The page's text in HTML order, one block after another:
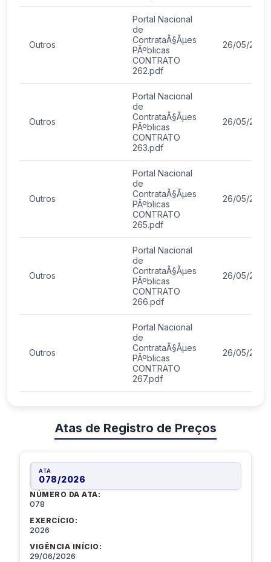
Outros
Portal Nacional
de
ContrataÃ§Ãµes
PÃºblicas
CONTRATO
262.pdf
26/05/2026
Outros
Portal Nacional
de
ContrataÃ§Ãµes
PÃºblicas
CONTRATO
263.pdf
26/05/2026
Outros
Portal Nacional
de
ContrataÃ§Ãµes
PÃºblicas
CONTRATO
265.pdf
26/05/2026
Outros
Portal Nacional
de
ContrataÃ§Ãµes
PÃºblicas
CONTRATO
266.pdf
26/05/2026
Outros
Portal Nacional
de
ContrataÃ§Ãµes
PÃºblicas
CONTRATO
267.pdf
26/05/2026
Atas de Registro de Preços
ATA
078/2026
NÚMERO DA ATA:
078
EXERCÍCIO:
2026
VIGÊNCIA INÍCIO:
29/06/2026